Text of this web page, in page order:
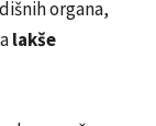
organa,
lakše